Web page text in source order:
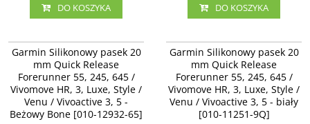
DO KOSZYKA DO KOSZYKA
Garmin Silikonowy pasek 20 mm
Quick Release Forerunner 55, 245,
645 / Vivomove HR, 3, Luxe, Style /
Venu / Vivoactive 3, 5 - Beżowy
Bone [010-12932-64]
Garmin Silikonowy pasek 20
mm Quick Release
Forerunner 55, 245, 645 /
Vivomove HR, 3, Luxe, Style /
Venu / Vivoactive 3, 5 -
Beżowy Bone [010-12932-65]
Garmin Silikonowy pasek 20 mm
Quick Release Forerunner 55, 245,
645 / Vivomove HR, 3, Luxe, Style /
Venu / Vivoactive 3 - biały [010-
11251-9Q]
Garmin Silikonowy pasek 20
mm Quick Release
Forerunner 55, 245, 645 /
Vivomove HR, 3, Luxe, Style /
Venu / Vivoactive 3, 5 - biały
[010-11251-9Q]